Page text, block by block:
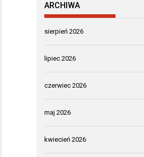
ARCHIWA
sierpień 2026
lipiec 2026
czerwiec 2026
maj 2026
kwiecień 2026